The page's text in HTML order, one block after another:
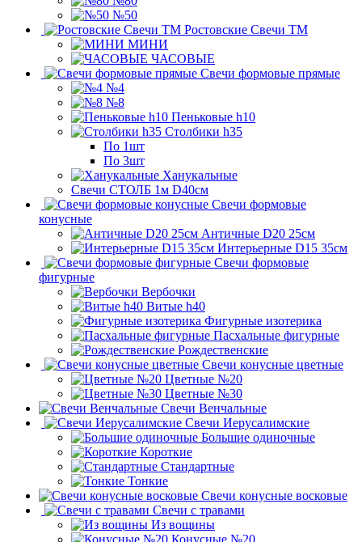
№50
Ростовские Свечи ТМ
МИНИ
ЧАСОВЫЕ
Свечи формовые прямые
№4
№8
Пеньковые h10
Столбики h35
По 1шт
По 3шт
Ханукальные
Свечи СТОЛБ 1м D40см
Свечи формовые
конусные
Античные D20 25см
Интерьерные D15 35см
Свечи формовые
фигурные
Вербочки
Витые h40
Фигурные изотерика
Пасхальные фигурные
Рождественские
Свечи конусные цветные
Цветные №20
Цветные №30
Свечи Венчальные
Свечи Иерусалимские
Большие одиночные
Короткие
Стандартные
Тонкие
Свечи конусные восковые
Свечи с травами
Из вощины
Конусные №20